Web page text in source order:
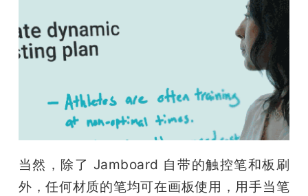
当然，除了 Jamboard 自带的触控笔和板刷
外，任何材质的笔均可在画板使用，用手当笔